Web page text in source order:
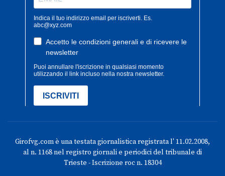
Girofvg.com è una testata giornalistica registrata l' 11.02.2008,
al n. 1168 nel registro giornali e periodici del tribunale di
Trieste - Iscrizione roc n. 18304